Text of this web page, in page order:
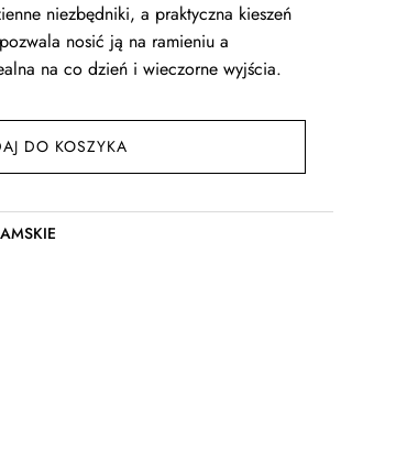
niezbędniki, a praktyczna kieszeń
nosić ją na ramieniu a
na co dzień i wieczorne wyjścia.
DO KOSZYKA